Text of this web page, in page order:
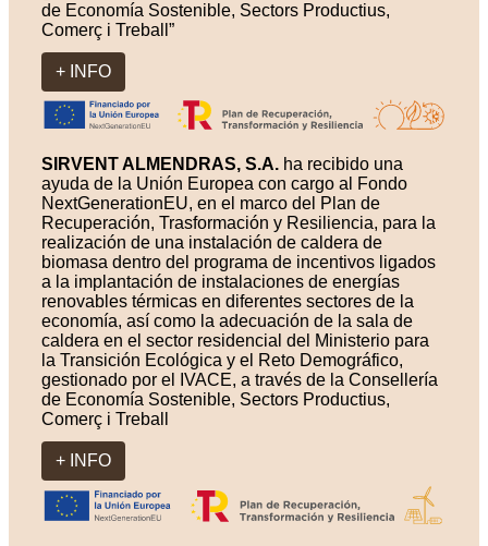
de Economía Sostenible, Sectors Productius,
Comerç i Treball”
+ INFO
SIRVENT ALMENDRAS, S.A. ha recibido una
ayuda de la Unión Europea con cargo al Fondo
NextGenerationEU, en el marco del Plan de
Recuperación, Trasformación y Resiliencia, para la
realización de una instalación de caldera de
biomasa dentro del programa de incentivos ligados
a la implantación de instalaciones de energías
renovables térmicas en diferentes sectores de la
economía, así como la adecuación de la sala de
caldera en el sector residencial del Ministerio para
la Transición Ecológica y el Reto Demográfico,
gestionado por el IVACE, a través de la Consellería
de Economía Sostenible, Sectors Productius,
Comerç i Treball
+ INFO